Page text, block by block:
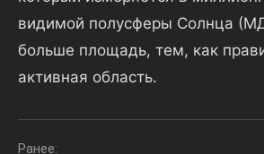
видимой полусферы Солнца
больше площадь, тем, как
активная область.
Ранее: